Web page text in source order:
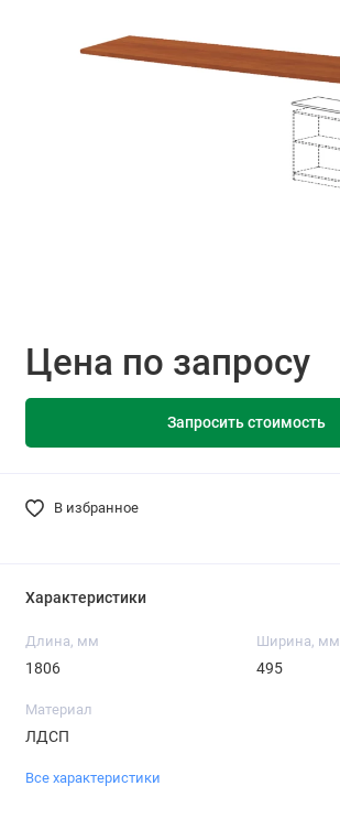
Цена по запросу
Запросить стоимость
В избранное
Характеристики
Длина, мм
1806
Ширина, мм
495
Материал
ЛДСП
Все характеристики